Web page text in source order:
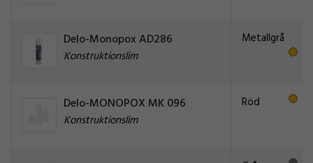
Delo-Monopox AD286
Konstruktionslim
Metallgrå
Delo-MONOPOX MK 096
Konstruktionslim
Röd